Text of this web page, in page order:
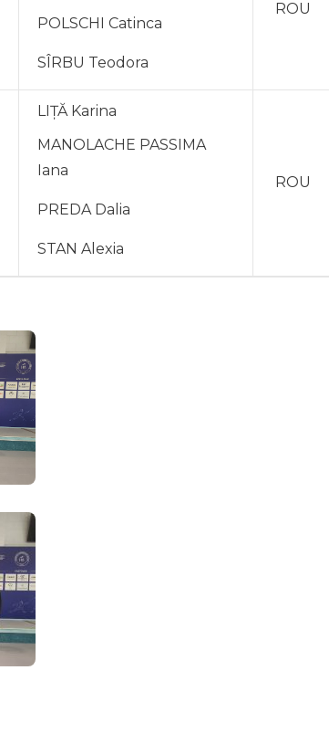
POLSCHI Catinca
SÎRBU Teodora
ROU
LIȚĂ Karina
MANOLACHE PASSIMA
Iana
PREDA Dalia
STAN Alexia
ROU